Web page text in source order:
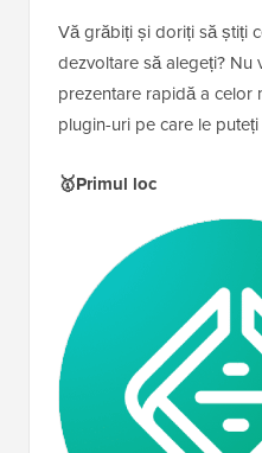
Vă grăbiți și doriți să știți
dezvoltare să alegeți? Nu
prezentare rapidă a celor
plugin-uri pe care le
🥇Primul loc